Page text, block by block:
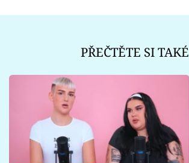
PŘEČTĚTE SI TAKÉ